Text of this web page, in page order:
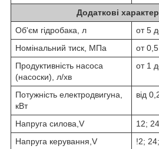
Додаткові
Об'єм гідробака, л
от 5
Номінальний тиск, МПа
от
Продуктивність насоса
(насоски), л/хв
от 1
Потужність електродвигуна,
кВт
від
Напруга силова,V
12;
Напруга керування,V
!2;